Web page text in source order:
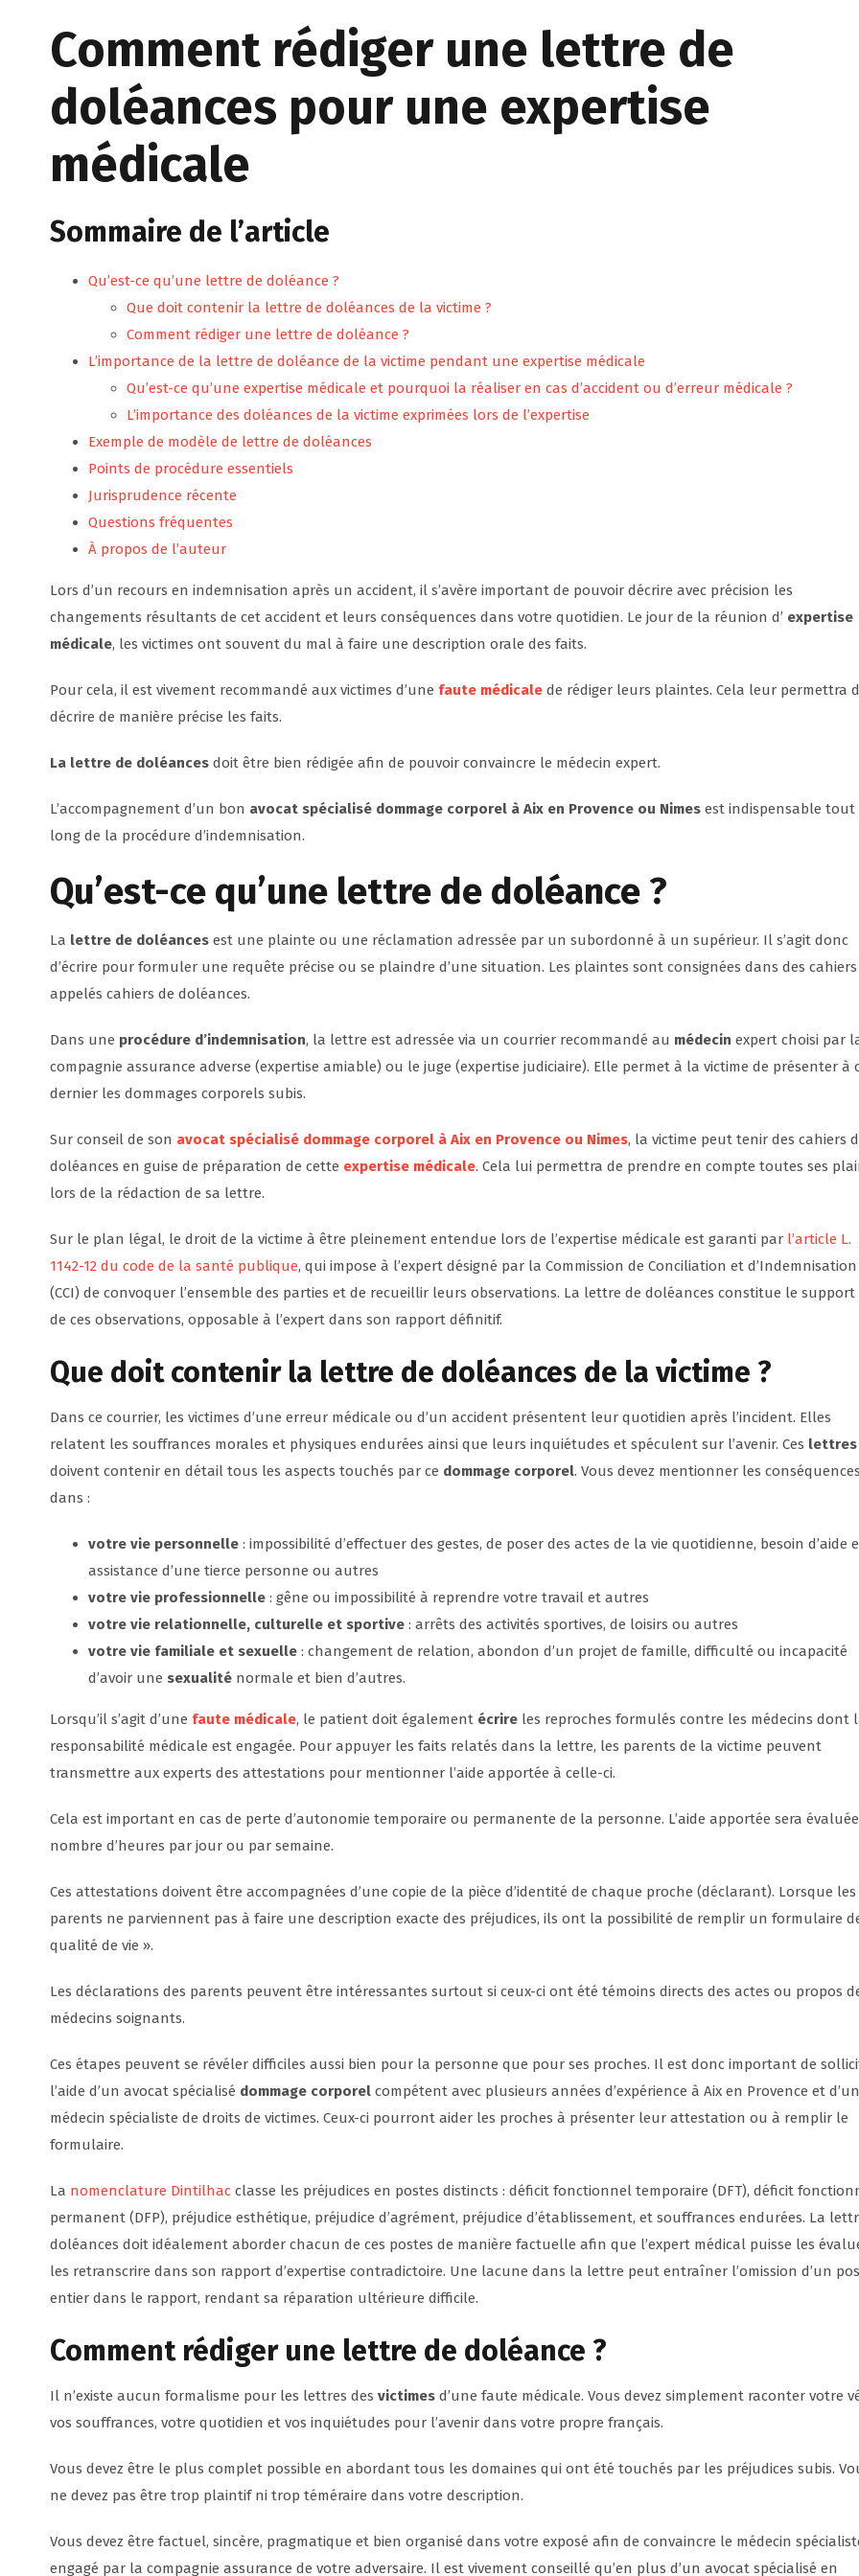
Comment rédiger une lettre de
doléances pour une expertise
médicale
Sommaire de l’article
Qu’est-ce qu’une lettre de doléance ?
Que doit contenir la lettre de doléances de la victime ?
Comment rédiger une lettre de doléance ?
L’importance de la lettre de doléance de la victime pendant une expertise médicale
Qu’est-ce qu’une expertise médicale et pourquoi la réaliser en cas d’accident ou d’erreur médicale ?
L’importance des doléances de la victime exprimées lors de l’expertise
Exemple de modèle de lettre de doléances
Points de procédure essentiels
Jurisprudence récente
Questions fréquentes
À propos de l’auteur
Lors d’un recours en indemnisation après un accident, il s’avère important de pouvoir décrire avec précision les
changements résultants de cet accident et leurs conséquences dans votre quotidien. Le jour de la réunion d’ expertise
médicale, les victimes ont souvent du mal à faire une description orale des faits.
Pour cela, il est vivement recommandé aux victimes d’une faute médicale de rédiger leurs plaintes. Cela leur permettra
décrire de manière précise les faits.
La lettre de doléances doit être bien rédigée afin de pouvoir convaincre le médecin expert.
L’accompagnement d’un bon avocat spécialisé dommage corporel à Aix en Provence ou Nimes est indispensable tout
long de la procédure d’indemnisation.
Qu’est-ce qu’une lettre de doléance ?
La lettre de doléances est une plainte ou une réclamation adressée par un subordonné à un supérieur. Il s’agit donc
d’écrire pour formuler une requête précise ou se plaindre d’une situation. Les plaintes sont consignées dans des cahiers
appelés cahiers de doléances.
Dans une procédure d’indemnisation, la lettre est adressée via un courrier recommandé au médecin expert choisi par
compagnie assurance adverse (expertise amiable) ou le juge (expertise judiciaire). Elle permet à la victime de présenter à
dernier les dommages corporels subis.
Sur conseil de son avocat spécialisé dommage corporel à Aix en Provence ou Nimes, la victime peut tenir des cahiers
doléances en guise de préparation de cette expertise médicale. Cela lui permettra de prendre en compte toutes ses
lors de la rédaction de sa lettre.
Sur le plan légal, le droit de la victime à être pleinement entendue lors de l’expertise médicale est garanti par l’article L.
1142-12 du code de la santé publique, qui impose à l’expert désigné par la Commission de Conciliation et d’Indemnisation
(CCI) de convoquer l’ensemble des parties et de recueillir leurs observations. La lettre de doléances constitue le support
de ces observations, opposable à l’expert dans son rapport définitif.
Que doit contenir la lettre de doléances de la victime ?
Dans ce courrier, les victimes d’une erreur médicale ou d’un accident présentent leur quotidien après l’incident. Elles
relatent les souffrances morales et physiques endurées ainsi que leurs inquiétudes et spéculent sur l’avenir. Ces lettres
doivent contenir en détail tous les aspects touchés par ce dommage corporel. Vous devez mentionner les conséquences
dans :
votre vie personnelle : impossibilité d’effectuer des gestes, de poser des actes de la vie quotidienne, besoin d’aide
assistance d’une tierce personne ou autres
votre vie professionnelle : gêne ou impossibilité à reprendre votre travail et autres
votre vie relationnelle, culturelle et sportive : arrêts des activités sportives, de loisirs ou autres
votre vie familiale et sexuelle : changement de relation, abondon d’un projet de famille, difficulté ou incapacité
d’avoir une sexualité normale et bien d’autres.
Lorsqu’il s’agit d’une faute médicale, le patient doit également écrire les reproches formulés contre les médecins dont
responsabilité médicale est engagée. Pour appuyer les faits relatés dans la lettre, les parents de la victime peuvent
transmettre aux experts des attestations pour mentionner l’aide apportée à celle-ci.
Cela est important en cas de perte d’autonomie temporaire ou permanente de la personne. L’aide apportée sera
nombre d’heures par jour ou par semaine.
Ces attestations doivent être accompagnées d’une copie de la pièce d’identité de chaque proche (déclarant). Lorsque les
parents ne parviennent pas à faire une description exacte des préjudices, ils ont la possibilité de remplir un formulaire
qualité de vie ».
Les déclarations des parents peuvent être intéressantes surtout si ceux-ci ont été témoins directs des actes ou propos
médecins soignants.
Ces étapes peuvent se révéler difficiles aussi bien pour la personne que pour ses proches. Il est donc important de
l’aide d’un avocat spécialisé dommage corporel compétent avec plusieurs années d’expérience à Aix en Provence et d’un
médecin spécialiste de droits de victimes. Ceux-ci pourront aider les proches à présenter leur attestation ou à remplir le
formulaire.
La nomenclature Dintilhac classe les préjudices en postes distincts : déficit fonctionnel temporaire (DFT), déficit
permanent (DFP), préjudice esthétique, préjudice d’agrément, préjudice d’établissement, et souffrances endurées. La
doléances doit idéalement aborder chacun de ces postes de manière factuelle afin que l’expert médical puisse les
les retranscrire dans son rapport d’expertise contradictoire. Une lacune dans la lettre peut entraîner l’omission d’un
entier dans le rapport, rendant sa réparation ultérieure difficile.
Comment rédiger une lettre de doléance ?
Il n’existe aucun formalisme pour les lettres des victimes d’une faute médicale. Vous devez simplement raconter votre
vos souffrances, votre quotidien et vos inquiétudes pour l’avenir dans votre propre français.
Vous devez être le plus complet possible en abordant tous les domaines qui ont été touchés par les préjudices subis.
ne devez pas être trop plaintif ni trop téméraire dans votre description.
Vous devez être factuel, sincère, pragmatique et bien organisé dans votre exposé afin de convaincre le médecin
engagé par la compagnie assurance de votre adversaire. Il est vivement conseillé qu’en plus d’un avocat spécialisé en